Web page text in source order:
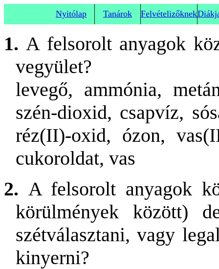
Nyitólap Tanárok Felvételizőknek
1.A felsorolt anyagok
vegyület?
levegő, ammónia,
szén-dioxid, csapvíz,
réz(II)-oxid, ózon,
cukoroldat, vas
2. A felsorolt anyagok
körülmények között)
szétválasztani, vagy
kinyerni?